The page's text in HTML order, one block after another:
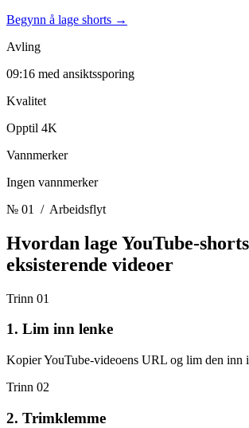
Begynn å lage shorts →
Avling
09:16 med ansiktssporing
Kvalitet
Opptil 4K
Vannmerker
Ingen vannmerker
№ 01
/ Arbeidsflyt
Hvordan lage YouTube-shorts
eksisterende videoer
Trinn 01
1. Lim inn lenke
Kopier YouTube-videoens URL og lim den inn
Trinn 02
2. Trimklemme